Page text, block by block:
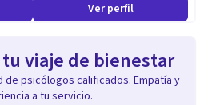
Ver perfil
viaje de bienestar
de psicólogos calificados. Empatía y
a tu servicio.